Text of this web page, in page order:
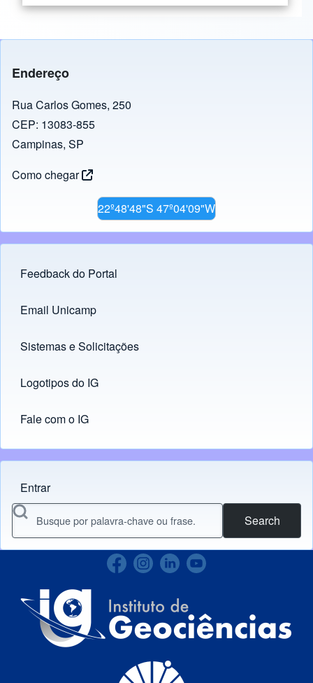
Endereço
Rua Carlos Gomes, 250
CEP: 13083-855
Campinas, SP
Como chegar
22º48'48"S 47º04'09"W
Footer menu
Feedback do Portal
Links
Email Unicamp
(opens in new tab)
Sistemas e Solicitações
(opens in new tab)
Logotipos do IG
(opens in new tab)
Fale com o IG
Menu do usuário
Entrar
Search